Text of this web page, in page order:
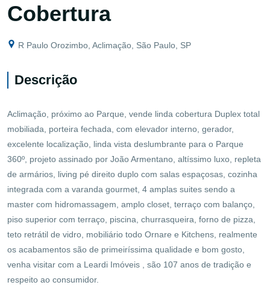
Cobertura
R Paulo Orozimbo, Aclimação, São Paulo, SP
Descrição
Aclimação, próximo ao Parque, vende linda cobertura Duplex total
mobiliada, porteira fechada, com elevador interno, gerador,
excelente localização, linda vista deslumbrante para o Parque
360º, projeto assinado por João Armentano, altíssimo luxo, repleta
de armários, living pé direito duplo com salas espaçosas, cozinha
integrada com a varanda gourmet, 4 amplas suites sendo a
master com hidromassagem, amplo closet, terraço com balanço,
piso superior com terraço, piscina, churrasqueira, forno de pizza,
teto retrátil de vidro, mobiliário todo Ornare e Kitchens, realmente
os acabamentos são de primeiríssima qualidade e bom gosto,
venha visitar com a Leardi Imóveis , são 107 anos de tradição e
respeito ao consumidor.